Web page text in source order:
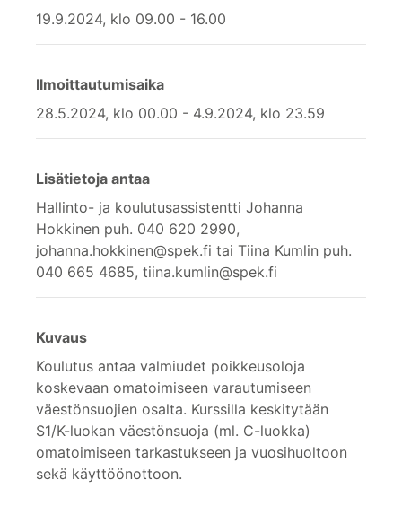
19.9.2024, klo 09.00 - 16.00
Ilmoittautumisaika
28.5.2024, klo 00.00 - 4.9.2024, klo 23.59
Lisätietoja antaa
Hallinto- ja koulutusassistentti Johanna
Hokkinen puh. 040 620 2990,
johanna.hokkinen@spek.fi tai Tiina Kumlin puh.
040 665 4685, tiina.kumlin@spek.fi
Kuvaus
Koulutus antaa valmiudet poikkeusoloja
koskevaan omatoimiseen varautumiseen
väestönsuojien osalta. Kurssilla keskitytään
S1/K-luokan väestönsuoja (ml. C-luokka)
omatoimiseen tarkastukseen ja vuosihuoltoon
sekä käyttöönottoon.